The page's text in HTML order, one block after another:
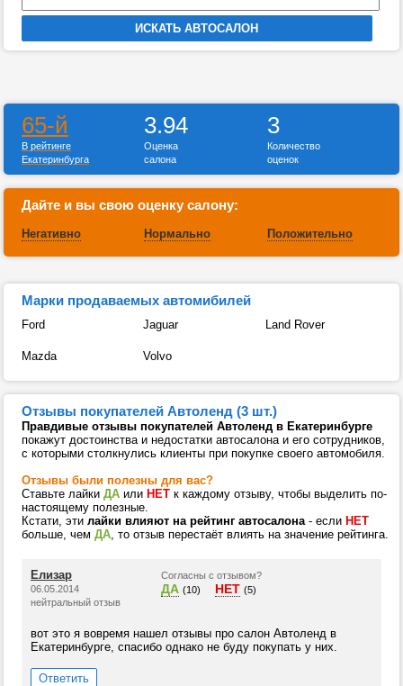
65-й
В рейтинге
Екатеринбурга
3.94
Оценка
салона
3
Количество
оценок
Дайте и вы свою оценку салону:
Негативно Нормально Положительно
Марки продаваемых автомибилей
Ford Jaguar Land Rover
Mazda Volvo
Отзывы покупателей Автоленд (3 шт.)
Правдивые отзывы покупателей Автоленд в Екатеринбурге
покажут достоинства и недостатки автосалона и его сотрудников,
с которыми столкнулись клиенты при покупке своего автомобиля.
Отзывы были полезны для вас?
Ставьте лайки ДА или НЕТ к каждому отзыву, чтобы выделить по-
настоящему полезные.
Кстати, эти лайки влияют на рейтинг автосалона- если НЕТ
больше, чем ДА, то отзыв перестаёт влиять на значение рейтинга.
Елизар
06.05.2014
нейтральный отзыв
Согласны с отзывом?
ДА (10) НЕТ (5)
вот это я вовремя нашел отзывы про салон Автоленд в
Екатеринбурге, спасибо однако не буду покупать у них.
Ответить